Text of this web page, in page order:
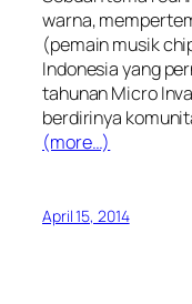
warna,
(pemain musik
Indonesia yang
tahunan Micro
berdirinya
(more…)
April 15, 2014